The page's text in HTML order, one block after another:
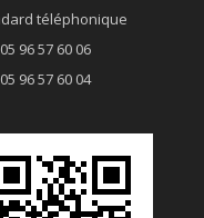
téléphonique
96 57 60 06
96 57 60 04